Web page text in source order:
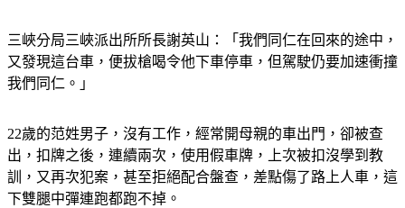
三峽分局三峽派出所所長謝英山：「我們同仁在回來的途中，
又發現這台車，便拔槍喝令他下車停車，但駕駛仍要加速衝撞
我們同仁。」
22歲的范姓男子，沒有工作，經常開母親的車出門，卻被查
出，扣牌之後，連續兩次，使用假車牌，上次被扣沒學到教
訓，又再次犯案，甚至拒絕配合盤查，差點傷了路上人車，這
下雙腿中彈連跑都跑不掉。